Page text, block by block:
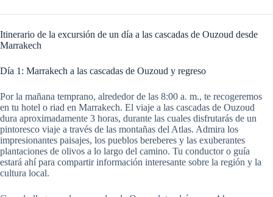
Itinerario de la excursión de un día a las cascadas de Ouzoud desde
Marrakech
Día 1: Marrakech a las cascadas de Ouzoud y regreso
Por la mañana temprano, alrededor de las 8:00 a. m., te recogeremos
en tu hotel o riad en Marrakech. El viaje a las cascadas de Ouzoud
dura aproximadamente 3 horas, durante las cuales disfrutarás de un
pintoresco viaje a través de las montañas del Atlas. Admira los
impresionantes paisajes, los pueblos bereberes y las exuberantes
plantaciones de olivos a lo largo del camino. Tu conductor o guía
estará ahí para compartir información interesante sobre la región y la
cultura local.